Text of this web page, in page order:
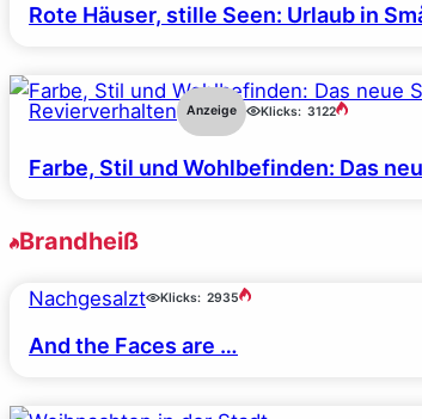
Rote Häuser, stille Seen: Urlaub in
Revierverhalten Anzeige Klicks: 3122
Farbe, Stil und Wohlbefinden: Das
Brandheiß
Nachgesalzt Klicks: 2935
And the Faces are …